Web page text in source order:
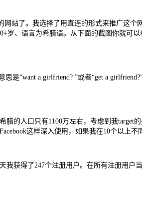
网站了。我选择了用直连的形式来推广这
岁、语言为希腊语。从下面的截图你就可
是“want a girlfriend? ”或者“get a
的人口只有1100万左右，考虑到我target
这样深入使用，如果我在10个以上
获得了247个注册用户。在所有注册用